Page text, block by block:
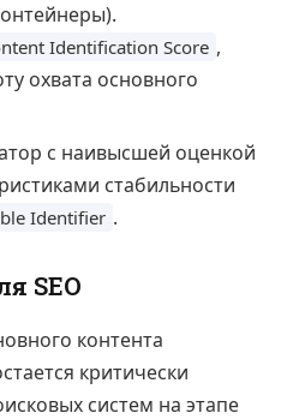
Identification Score ,
охвата основного
с наивысшей оценкой
стабильности
Identifier .
SEO
контента
критически
систем на этапе